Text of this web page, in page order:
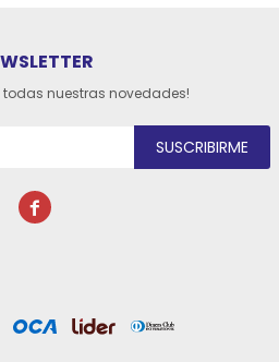
todas nuestras novedades!
SUSCRIBIRME
